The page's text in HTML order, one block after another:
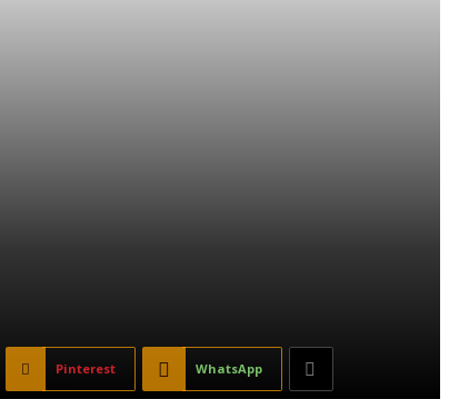
Pinterest WhatsApp